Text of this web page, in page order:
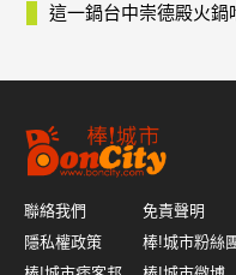
這一鍋台中崇德殿火鍋
聯絡我們
免責聲明
隱私權政策
棒!城市粉絲